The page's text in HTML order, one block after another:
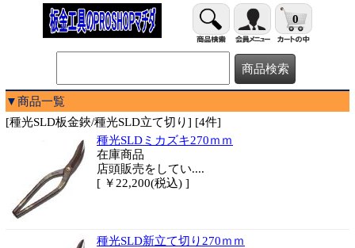
0
▼商品一覧
[種光SLD板金鋏/種光SLD立て切り] [4件]
種光SLDミカズキ270ｍｍ
在庫商品
店頭販売をしてい....
[ ￥22,200(税込) ]
種光SLD新立て切り270ｍｍ